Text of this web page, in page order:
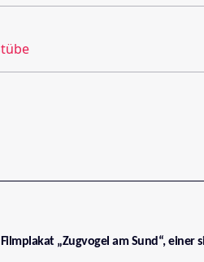
„Zugvogel am Sund“,